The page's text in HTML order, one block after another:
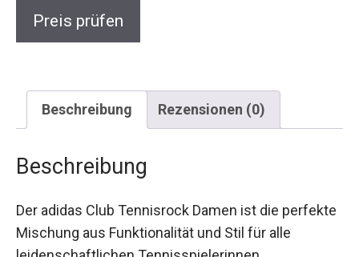
Beschreibung Rezensionen (0)
Beschreibung
perfekte Mischung aus Funktionalität und Stil für
alle leidenschaftlichen Tennisspielerinnen.